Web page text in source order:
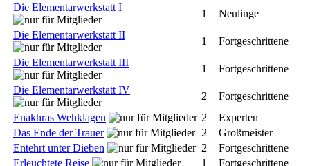
Die Elementarwerkstatt I
1
Neulinge
Die Elementarwerkstatt II
1
Fortgeschrittene
Die Elementarwerkstatt III
1
Fortgeschrittene
Die Elementarwerkstatt IV
2
Fortgeschrittene
Enakhras Wehklagen
2
Experten
Das Ende der Trauer
2
Großmeister
Entehrt unter Dieben
2
Fortgeschrittene
Erleuchtete Reise
1
Fortgeschrittene